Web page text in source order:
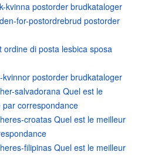
kvinna postorder brudkataloger
for-postordrebrud postorder
di posta lesbica sposa
postorder brudkataloger
salvadorana Quel est le
correspondance
croatas Quel est le meilleur
filipinas Quel est le meilleur